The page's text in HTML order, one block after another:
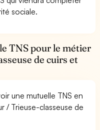
sociale.
TNS pour le métier
de cuirs et
une mutuelle TNS en
/ Trieuse-classeuse de